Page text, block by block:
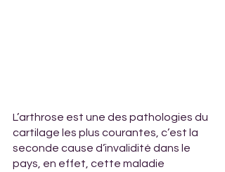
L’arthrose est une des pathologies du
cartilage les plus courantes, c’est la
seconde cause d’invalidité dans le
pays, en effet, cette maladie